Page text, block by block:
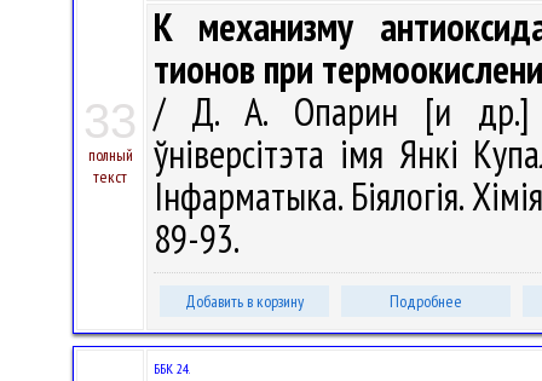
33
полный
текст
К механизму
тионов при
/ Д. А. Опарин [и др.] //
ўніверсітэта імя Янкі
Інфарматыка. Біялогія.
89-93.
Добавить в корзину Подробнее
ББК 24.